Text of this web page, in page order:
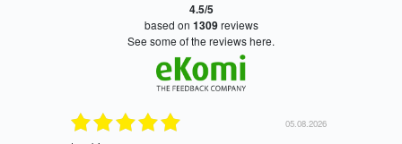
4.5/5
based on 1309reviews
see some of the reviews here.
05.08.2026